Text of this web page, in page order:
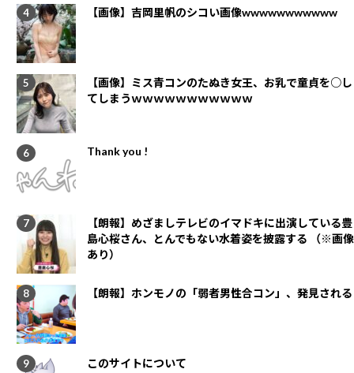
【画像】吉岡里帆のシコい画像wwwwwwwwwww
【画像】ミス青コンのたぬき女王、お乳で童貞を○し
てしまうｗｗｗｗｗｗｗｗｗｗｗ
Thank you !
【朗報】めざましテレビのイマドキに出演している豊
島心桜さん、とんでもない水着姿を披露する （※画像
あり）
【朗報】ホンモノの「弱者男性合コン」、発見される
このサイトについて